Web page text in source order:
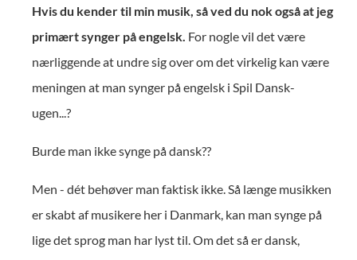
Hvis du kender til min musik, så ved du nok også at jeg
primært synger på engelsk. For nogle vil det være
nærliggende at undre sig over om det virkelig kan være
meningen at man synger på engelsk i Spil Dansk-
ugen...?
Burde man ikke synge på dansk??
Men - dét behøver man faktisk ikke. Så længe musikken
er skabt af musikere her i Danmark, kan man synge på
lige det sprog man har lyst til. Om det så er dansk,